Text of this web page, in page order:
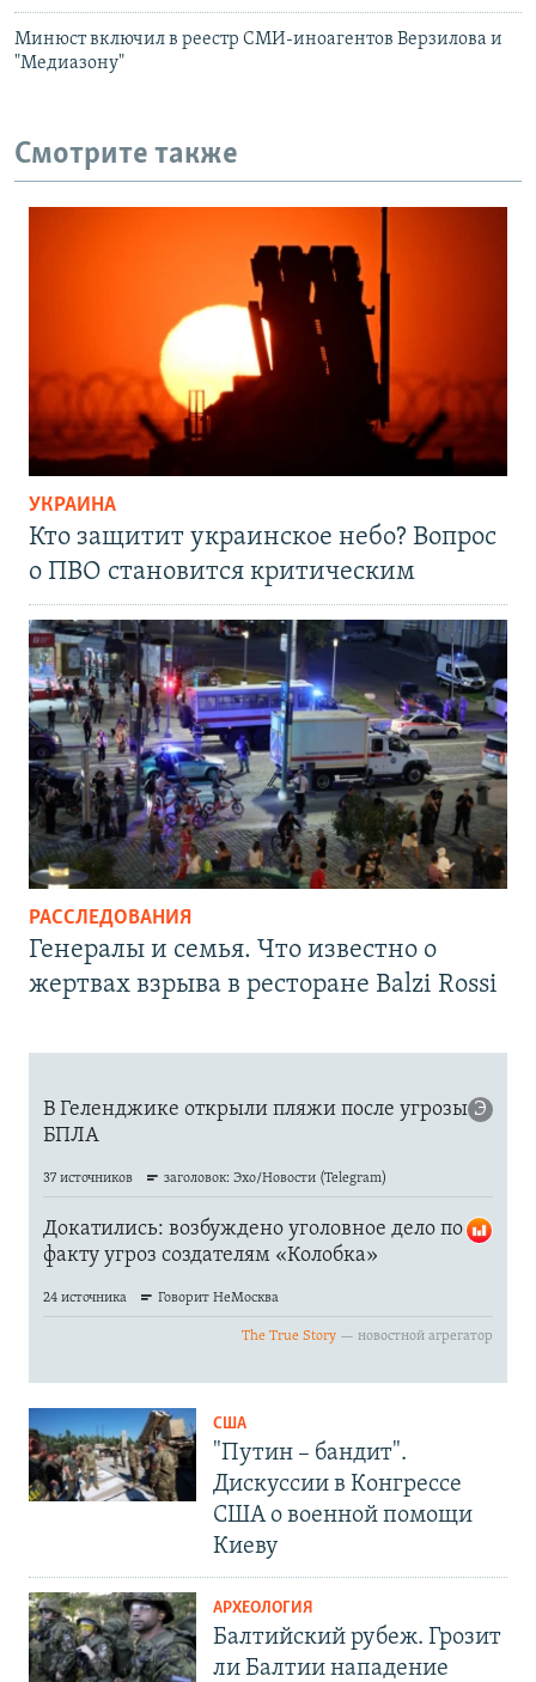
Минюст включил в реестр СМИ-иноагентов Верзилова и
"Медиазону"
Смотрите также
УКРАИНА
Кто защитит украинское небо? Вопрос
о ПВО становится критическим
РАССЛЕДОВАНИЯ
Генералы и семья. Что известно о
жертвах взрыва в ресторане Balzi Rossi
США
"Путин – бандит".
Дискуссии в Конгрессе
США о военной помощи
Киеву
АРХЕОЛОГИЯ
Балтийский рубеж. Грозит
ли Балтии нападение